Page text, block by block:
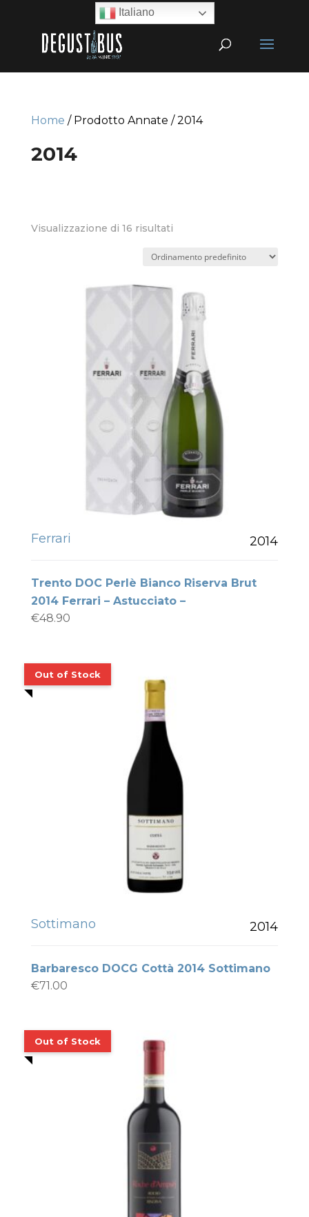
Home / Prodotto Annate / 2014
2014
Visualizzazione di 16 risultati
Ferrari 2014
Trento DOC Perlè Bianco Riserva Brut
2014 Ferrari – Astucciato –
€48.90
Sottimano 2014
Barbaresco DOCG Cottà 2014 Sottimano
€71.00
Italiano